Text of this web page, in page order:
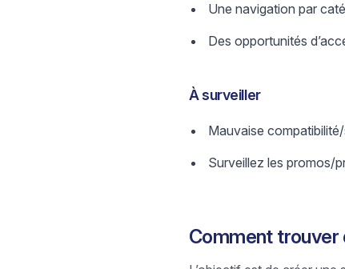
Une navigation par
Des opportunités
À surveiller
Mauvaise
Surveillez les promos/
Comment trouver